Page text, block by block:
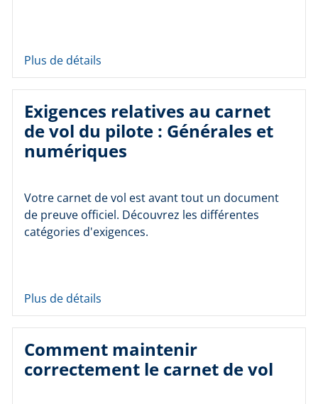
Plus de détails
Exigences relatives au carnet
de vol du pilote : Générales et
numériques
Votre carnet de vol est avant tout un document
de preuve officiel. Découvrez les différentes
catégories d'exigences.
Plus de détails
Comment maintenir
correctement le carnet de vol